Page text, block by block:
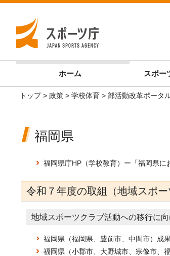
ホーム スポー
トップ> 政策 > 学校体育 > 部活動改革ポータ
福岡県
福岡県庁HP（学校教育）ー「福岡県
令和７年度の取組（地域スポ
地域スポーツクラブ活動への移行に
福岡県（福岡県、豊前市、中間市）成
福岡県（小郡市、大野城市、宗像市、